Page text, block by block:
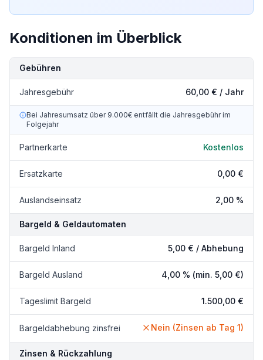
Konditionen im Überblick
Kondition Details
Gebühren
Jahresgebühr 60,00 € / Jahr
Bei Jahresumsatz über 9.000€ entfällt die Jahresgebühr im
Folgejahr
Partnerkarte Kostenlos
Ersatzkarte 0,00 €
Auslandseinsatz 2,00 %
Bargeld & Geldautomaten
Bargeld Inland 5,00 € / Abhebung
Bargeld Ausland 4,00 % (min. 5,00 €)
Tageslimit Bargeld 1.500,00 €
Bargeldabhebung zinsfrei Nein (Zinsen ab Tag 1)
Zinsen & Rückzahlung